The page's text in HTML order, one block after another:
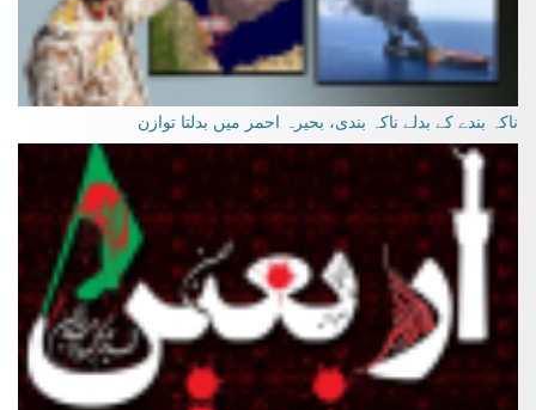
ناکہ بندے کے بدلے ناکہ بندی، بحیرہ احمر میں بدلتا توازن